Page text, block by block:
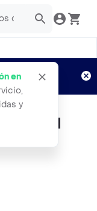
en
y
Aplican TyC
M